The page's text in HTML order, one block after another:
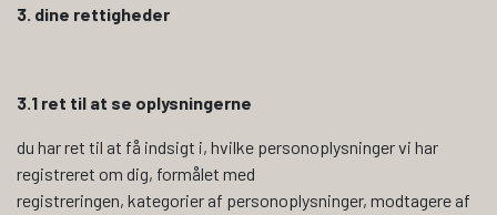
3. dine rettigheder
3.1 ret til at se oplysningerne
du har ret til at få indsigt i, hvilke personoplysninger vi har
registreret om dig, formålet med
registreringen, kategorier af personoplysninger, modtagere af